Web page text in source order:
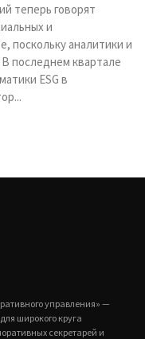
теперь говорят
и
поскольку аналитики и
последнем квартале
ESG в
управления» —
широкого круга
секретарей и